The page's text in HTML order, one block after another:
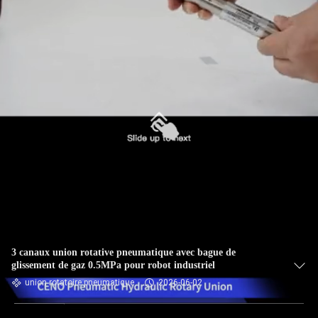
3 canaux union rotative pneumatique avec bague de
glissement de gaz 0.5MPa pour robot industriel
union rotatoire pneumatique 2026-06-02